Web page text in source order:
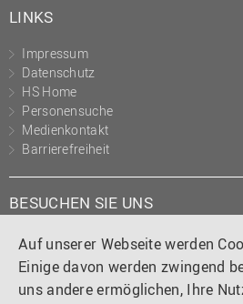
Auf unserer Webseite werden
Einige davon werden zwingend
uns andere ermöglichen, Ihre
LINKS
Impressum
Datenschutz
HS Home
Personensuche
Medienkontakt
Barrierefreiheit
BESUCHEN SIE UNS
Instagram
TiktokLinkedIn
YouTube